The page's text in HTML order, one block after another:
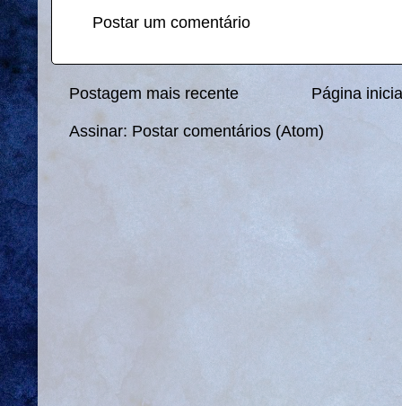
Postar um comentário
Postagem mais recente Página
Assinar: Postar comentários (Atom)